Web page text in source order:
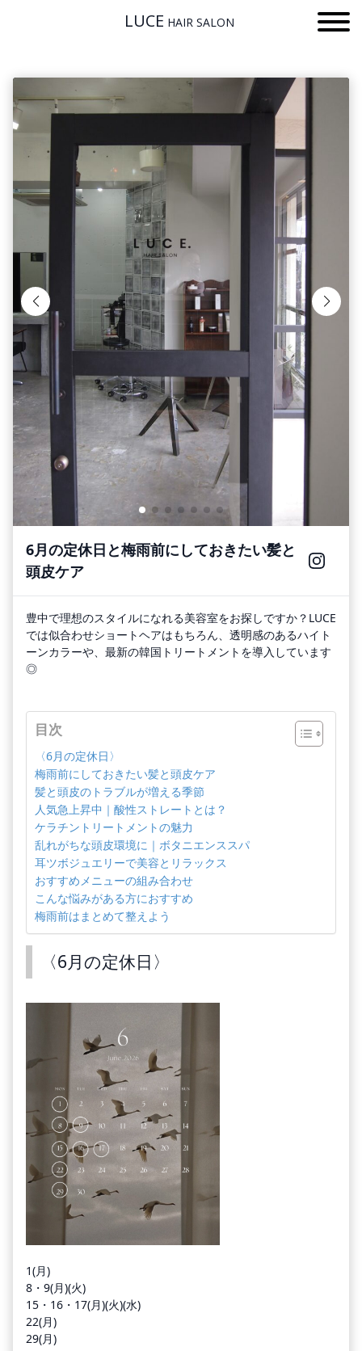
LUCE HAIR SALON
6月の定休日と梅雨前にしておきたい髪と
頭皮ケア
豊中で理想のスタイルになれる美容室をお探しですか？LUCE
では似合わせショートヘアはもちろん、透明感のあるハイト
ーンカラーや、最新の韓国トリートメントを導入しています
◎
目次
〈6月の定休日〉
梅雨前にしておきたい髪と頭皮ケア
髪と頭皮のトラブルが増える季節
人気急上昇中｜酸性ストレートとは？
ケラチントリートメントの魅力
乱れがちな頭皮環境に｜ボタニエンススパ
耳ツボジュエリーで美容とリラックス
おすすめメニューの組み合わせ
こんな悩みがある方におすすめ
梅雨前はまとめて整えよう
〈6月の定休日〉
1(月)
8・9(月)(火)
15・16・17(月)(火)(水)
22(月)
29(月)